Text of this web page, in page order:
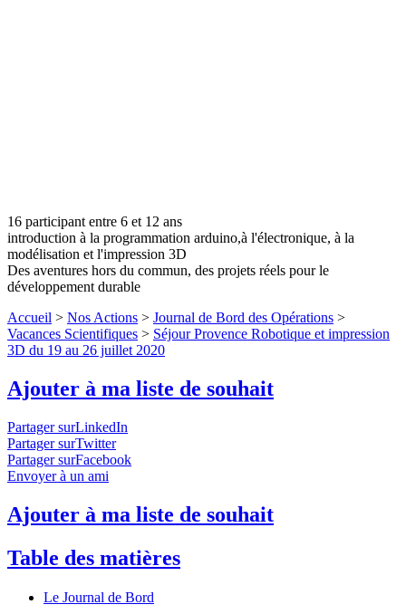
16 participant entre 6 et 12 ans
introduction à la programmation arduino,à l'électronique, à la
modélisation et l'impression 3D
Des aventures hors du commun, des projets réels pour le
développement durable
Accueil > Nos Actions > Journal de Bord des Opérations >
Vacances Scientifiques > Séjour Provence Robotique et impression
3D du 19 au 26 juillet 2020
Ajouter à ma liste de souhait
Partager surLinkedIn
Partager surTwitter
Partager surFacebook
Envoyer à un ami
Ajouter à ma liste de souhait
Table des matières
Le Journal de Bord